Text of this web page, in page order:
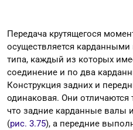
Передача крутящегося
осуществляется
типа, каждый из которых
соединение и по два
Конструкция задних и
одинаковая. Они отличаются
что задние карданные валы
(рис. 3.75), а передние